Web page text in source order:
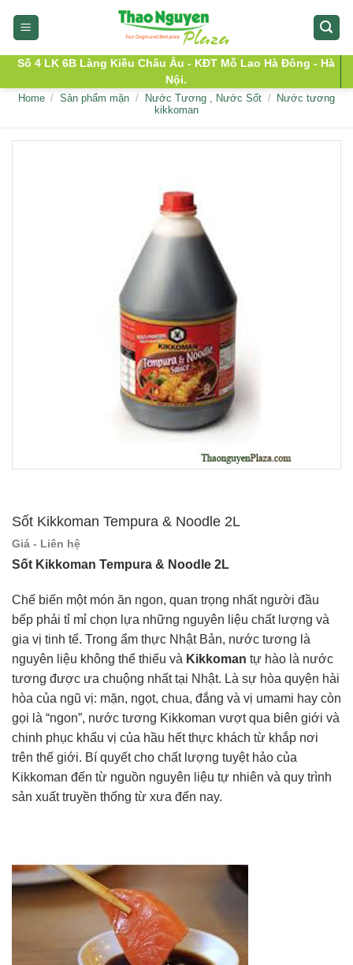
Số 4 LK 6B Làng Kiều Châu Âu - KĐT Mỗ Lao Hà Đông - Hà
Nội.
Home / Sản phẩm mặn / Nước Tương , Nước Sốt /
Nước tương
kikkoman
Sốt Kikkoman Tempura & Noodle 2L
Giá - Liên hệ
Sốt Kikkoman Tempura & Noodle 2L
Chế biến một món ăn ngon, quan trọng nhất người đầu
bếp phải tỉ mỉ chọn lựa những nguyên liệu chất lượng và
gia vị tinh tế. Trong ẩm thực Nhật Bản, nước tương là
nguyên liệu không thể thiếu và Kikkoman tự hào là nước
tương được ưa chuộng nhất tại Nhật. Là sự hòa quyện hài
hòa của ngũ vị: mặn, ngọt, chua, đắng và vị umami hay còn
gọi là “ngon”, nước tương Kikkoman vượt qua biên giới và
chinh phục khẩu vị của hầu hết thực khách từ khắp nơi
trên thế giới. Bí quyết cho chất lượng tuyệt hảo của
Kikkoman đến từ nguồn nguyên liệu tự nhiên và quy trình
sản xuất truyền thống từ xưa đến nay.